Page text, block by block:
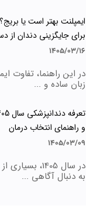
ایمپلنت بهتر است یا
برای جایگزینی دندان از
1405/03/16
در این راهنما، تفاوت
زبان ساده و ...
و راهنمای انتخاب درمان
1405/03/09
در سال 1405،
به دنبال آگاهی ...